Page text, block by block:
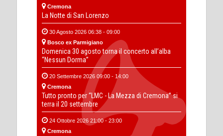
Cremona
La Notte di San Lorenzo
30 Agosto 2026 06:38 - 09:00
Bosco ex Parmigiano
Domenica 30 agosto torna il concerto all’alba
“Nessun Dorma”
20 Settembre 2026 09:00 - 14:00
Cremona
Tutto pronto per “LMC - La Mezza di Cremona” si
terra il 20 settembre
24 Ottobre 2026 21:00 - 23:00
Cremona